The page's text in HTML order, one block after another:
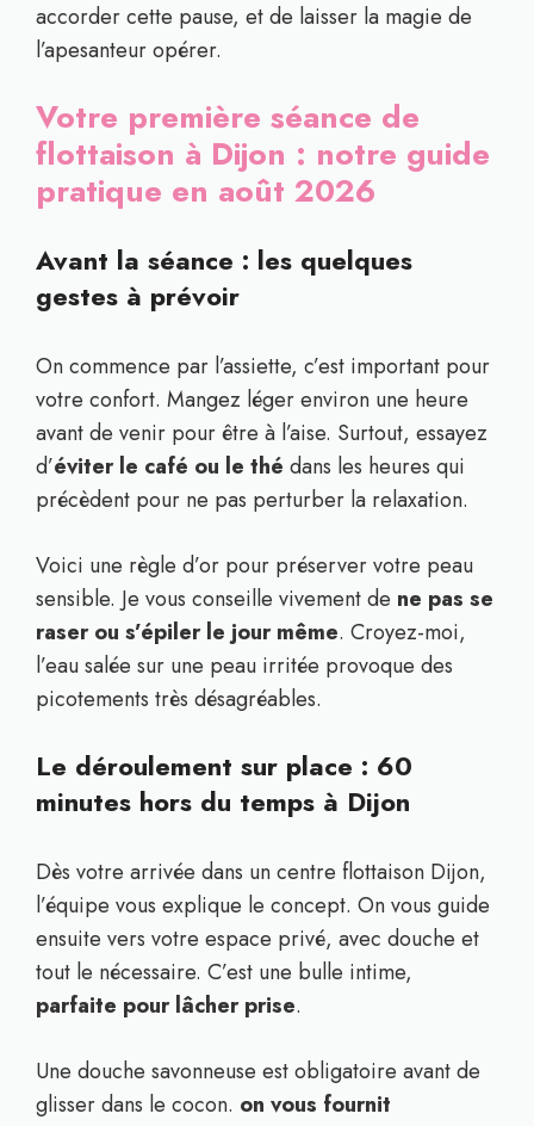
accorder cette pause, et de laisser la magie de
l’apesanteur opérer.
Votre première séance de
flottaison à Dijon : notre guide
pratique en août 2026
Avant la séance : les quelques
gestes à prévoir
On commence par l’assiette, c’est important pour
votre confort. Mangez léger environ une heure
avant de venir pour être à l’aise. Surtout, essayez
d’éviter le café ou le thé dans les heures qui
précèdent pour ne pas perturber la relaxation.
Voici une règle d’or pour préserver votre peau
sensible. Je vous conseille vivement de ne pas se
raser ou s’épiler le jour même. Croyez-moi,
l’eau salée sur une peau irritée provoque des
picotements très désagréables.
Le déroulement sur place : 60
minutes hors du temps à Dijon
Dès votre arrivée dans un centre flottaison Dijon,
l’équipe vous explique le concept. On vous guide
ensuite vers votre espace privé, avec douche et
tout le nécessaire. C’est une bulle intime,
parfaite pour lâcher prise.
Une douche savonneuse est obligatoire avant de
glisser dans le cocon. on vous fournit